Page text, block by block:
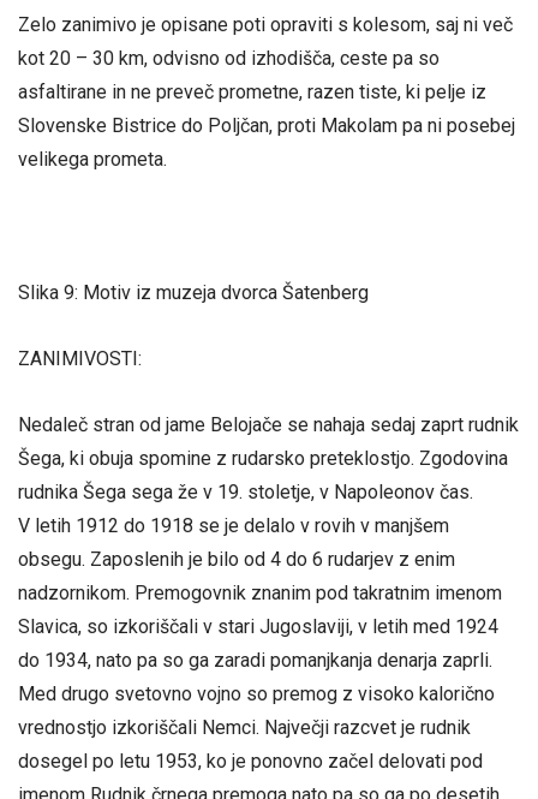
Zelo zanimivo je opisane poti opraviti s kolesom, saj ni več
kot 20 – 30 km, odvisno od izhodišča, ceste pa so
asfaltirane in ne preveč prometne, razen tiste, ki pelje iz
Slovenske Bistrice do Poljčan, proti Makolam pa ni posebej
velikega prometa.
Slika 9: Motiv iz muzeja dvorca Šatenberg
ZANIMIVOSTI:
Nedaleč stran od jame Belojače se nahaja sedaj zaprt rudnik
Šega, ki obuja spomine z rudarsko preteklostjo. Zgodovina
rudnika Šega sega že v 19. stoletje, v Napoleonov čas.
V letih 1912 do 1918 se je delalo v rovih v manjšem
obsegu. Zaposlenih je bilo od 4 do 6 rudarjev z enim
nadzornikom. Premogovnik znanim pod takratnim imenom
Slavica, so izkoriščali v stari Jugoslaviji, v letih med 1924
do 1934, nato pa so ga zaradi pomanjkanja denarja zaprli.
Med drugo svetovno vojno so premog z visoko kalorično
vrednostjo izkoriščali Nemci. Največji razcvet je rudnik
dosegel po letu 1953, ko je ponovno začel delovati pod